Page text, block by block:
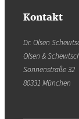
Kontakt
Dr. Olsen
Olsen &
Sonnenstraße 32
80331 München